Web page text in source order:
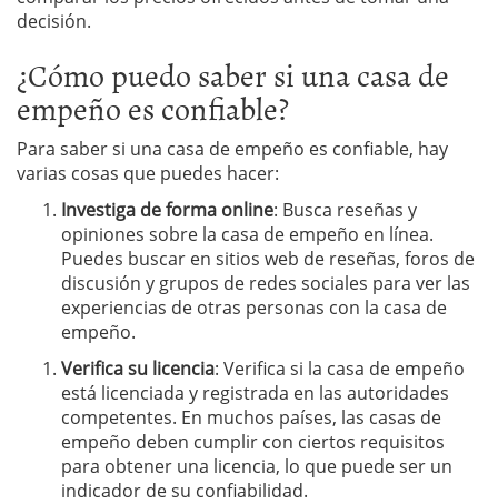
decisión.
¿Cómo puedo saber si una casa de
empeño es confiable?
Para saber si una casa de empeño es confiable, hay
varias cosas que puedes hacer:
Investiga de forma online: Busca reseñas y
opiniones sobre la casa de empeño en línea.
Puedes buscar en sitios web de reseñas, foros de
discusión y grupos de redes sociales para ver las
experiencias de otras personas con la casa de
empeño.
Verifica su licencia: Verifica si la casa de empeño
está licenciada y registrada en las autoridades
competentes. En muchos países, las casas de
empeño deben cumplir con ciertos requisitos
para obtener una licencia, lo que puede ser un
indicador de su confiabilidad.